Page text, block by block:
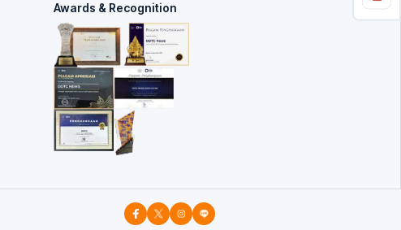
Awards & Recognition